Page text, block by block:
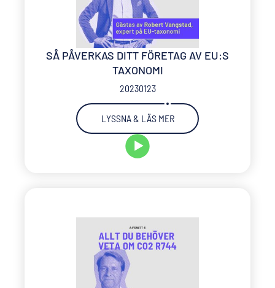
SÅ PÅVERKAS DITT FÖRETAG AV EU:S
TAXONOMI
20230123
LYSSNA & LÄS MER